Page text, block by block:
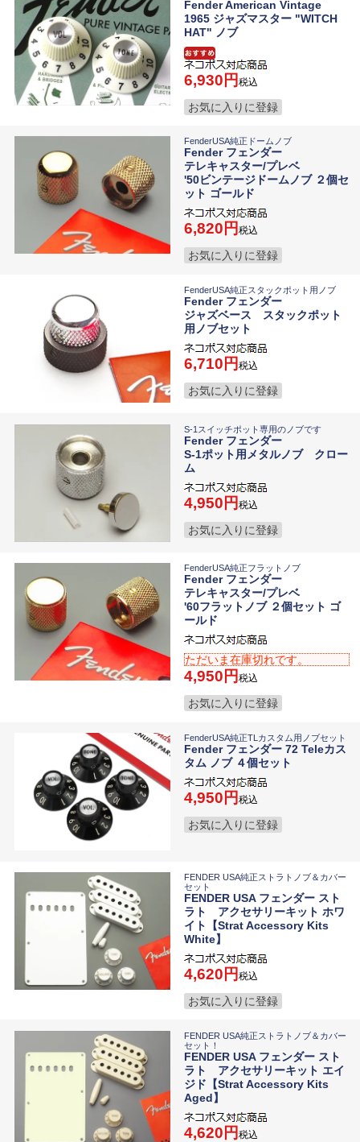
Fender American Vintage
1965 ジャズマスター "WITCH
HAT" ノブ
6,930 税込
お気に入りに登録
FenderUSA純正ドームノブ
Fender フェンダー
テレキャスター/プレベ
'50ビンテージドームノブ ２個セ
ット ゴールド
6,820 税込
お気に入りに登録
FenderUSA純正スタックポット用ノブ
Fender フェンダー
ジャズベース スタックポット
用ノブセット
6,710 税込
お気に入りに登録
S-1スイッチポット専用のノブです
Fender フェンダー
S-1ポット用メタルノブ クロー
ム
4,950 税込
お気に入りに登録
FenderUSA純正フラットノブ
Fender フェンダー
テレキャスター/プレベ
'60フラットノブ ２個セット ゴ
ールド
ただいま在庫切れです。
4,950 税込
お気に入りに登録
FenderUSA純正TLカスタム用ノブセット
Fender フェンダー 72 Teleカス
タム ノブ ４個セット
4,950 税込
お気に入りに登録
FENDER USA純正ストラトノブ＆カバー
セット
FENDER USA フェンダー スト
ラト アクセサリーキット ホワ
イト【Strat Accessory Kits
White】
4,620 税込
お気に入りに登録
FENDER USA純正ストラトノブ＆カバー
セット！
FENDER USA フェンダー スト
ラト アクセサリーキット エイ
ジド【Strat Accessory Kits
Aged】
4,620 税込